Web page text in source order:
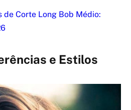
de Corte Long Bob Médio:
e Estilos